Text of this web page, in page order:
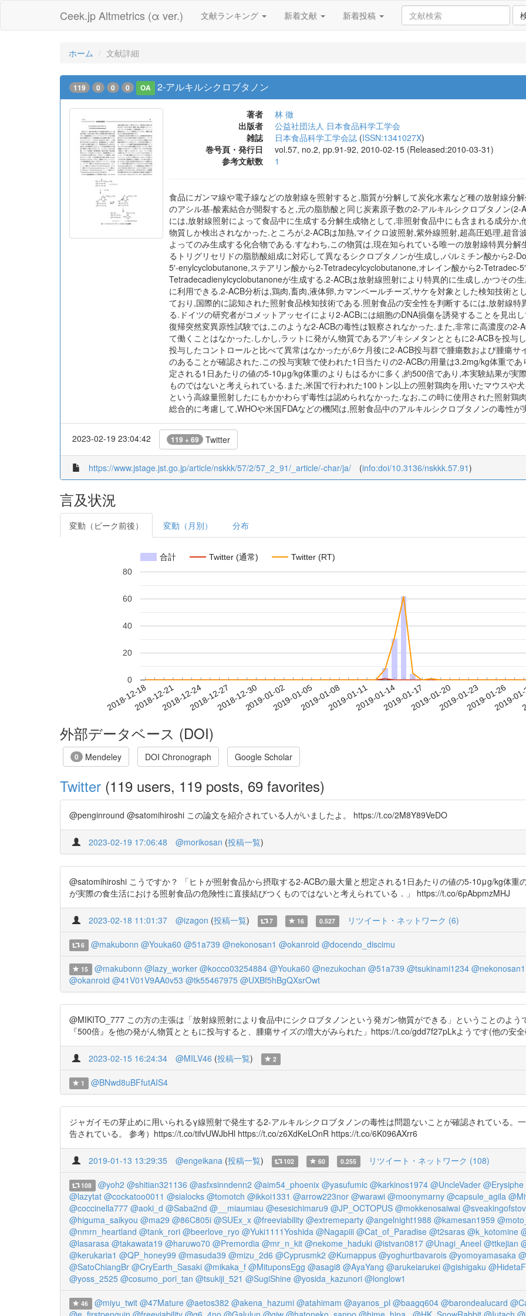
Ceek.jp Altmetrics (α ver.) 文献ランキング 新着文献 新着投稿
ホーム 文献詳細
119 0 0 0 OA 2-アルキルシクロブタノン
著者
林 徹
出版者
公益社団法人 日本食品科学工学会
雑誌
日本食品科学工学会誌 (ISSN:1341027X)
巻号頁・発行日
vol.57, no.2, pp.91-92, 2010-02-15 (Released:2010-03-31)
参考文献数
1
食品にガンマ線や電子線などの放射線を照射すると,脂質が分解して炭化水素など種の放射線分
のアシル基-酸素結合が開裂すると,元の脂肪酸と同じ炭素原子数の2-アルキルシクロブタノン
には,放射線照射によって食品中に生成する分解生成物として,非照射食品中にも含まれる成分か
物質しか検出されなかった.ところが,2-ACBは加熱,マイクロ波照射,紫外線照射,超高圧処理,超音
よってのみ生成する化合物である.すなわち,この物質は,現在知られている唯一の放射線特異分
るトリグリセリドの脂肪酸組成に対応して異なるシクロブタノンが生成し,パルミチン酸から2-
5′-enylcyclobutanone,ステアリン酸から2-Tetradecylcyclobutanone,オレイン酸から2-Tetradec-
Tetradecadienylcyclobutanoneが生成する.2-ACBは放射線照射により特異的に生成し,かつその
に利用できる.2-ACB分析は,鶏肉,畜肉,液体卵,カマンベールチーズ,サケを対象とした検知技術と
ており,国際的に認知された照射食品検知技術である.照射食品の安全性を判断するには,放射線
る.ドイツの研究者がコメットアッセイにより2-ACBには細胞のDNA損傷を誘発することを見出
復帰突然変異原性試験では,このような2-ACBの毒性は観察されなかった.また,非常に高濃度の2-
て働くことはなかった.しかし,ラットに発がん物質であるアゾキシメタンとともに2-ACBを投与
投与したコントロールと比べて異常はなかったが,6ケ月後に2-ACB投与群で腫瘍数および腫瘍
のあることが確認された.この投与実験で使われた1日当たりの2-ACBの用量は3.2mg/kg体重で
定される1日あたりの値の5-10μg/kg体重のよりもはるかに多く,約500倍であり,本実験結果が実
ものではないと考えられている.また,米国で行われた100トン以上の照射鶏肉を用いたマウスや
という高線量照射したにもかかわらず毒性は認められなかった.なお,この時に使用された照射鶏
総合的に考慮して,WHOや米国FDAなどの機関は,照射食品中のアルキルシクロブタノンの毒性
2023-02-19 23:04:42 119 + 69 Twitter
https://www.jstage.jst.go.jp/article/nskkk/57/2/57_2_91/_article/-char/ja/ (info:doi/10.3136/nskkk.57.91)
言及状況
変動（ピーク前後） 変動（月別） 分布
合計 Twitter (通常) Twitter (RT)
2018-12-182018-12-212018-12-242018-12-272018-12-302019-01-022019-01-052019-01-082019-01-112019-01-142019-01-172019-01-202019-01-232019-01-26
2019-
0
20
40
60
80
外部データベース (DOI)
0 Mendeley DOI Chronograph Google Scholar
Twitter (119 users, 119 posts, 69 favorites)
@penginround @satomihiroshi この論文を紹介されている人がいましたよ。 https://t.co/2M8Y89VeDO
2023-02-19 17:06:48 @morikosan (投稿一覧)
@satomihiroshi こうですか？ 「ヒトが照射食品から摂取する2-ACBの最大量と想定される1日あたりの値の5-10μg/kg体重
が実際の食生活における照射食品の危険性に直接結びつくものではないと考えられている．」 https://t.co/6pAbpmzMHJ
2023-02-18 11:01:37 @izagon (投稿一覧) 7 16 0.527 リツイート・ネットワーク (6)
6 @makubonn @Youka60 @51a739 @nekonosan1 @okanroid @docendo_discimu
15 @makubonn @lazy_worker @kocco03254884 @Youka60 @nezukochan @51a739 @tsukinami1234 @nekonosan1
@okanroid @41V01V9AA0v53 @tk55467975 @UXBf5hBgQXsrOwt
@MIKITO_777 この方の主張は「放射線照射により食品中にシクロブタノンという発ガン物質ができる」ということのよ
『500倍』を他の発がん物質とともに投与すると、腫瘍サイズの増大がみられた」https://t.co/gdd7f27pLkようです(他の安全
2023-02-15 16:24:34 @MILV46 (投稿一覧) 2
1 @BNwd8uBFfutAIS4
ジャガイモの芽止めに用いられるγ線照射で発生する2-アルキルシクロブタノンの毒性は問題ないことが確認されている。
告されている。 参考）https://t.co/tifvUWJbHl https://t.co/z6XdKeLOnR https://t.co/6K096AXrr6
2019-01-13 13:29:35 @engeikana (投稿一覧) 102 60 0.255 リツイート・ネットワーク (108)
108 @yoh2 @shitian321136 @asfxsinndenn2 @aim54_phoenix @yasufumic @karkinos1974 @UncleVader @Erysiphe
@lazytat @cockatoo0011 @sialocks @tomotch @ikkoi1331 @arrow223nor @warawi @moonymarny @capsule_agila
@coccinella777 @aoki_d @Saba2nd @__miaumiau @esesichimaru9 @JP_OCTOPUS @mokkenosaiwai
@higuma_saikyou @ma29 @86C805i @SUEx_x @freeviability @extremeparty @angelnight1988 @kamesan1959
@nmrn_heartland @tank_rori @beerlove_ryo @Yuki1111Yoshida @Nagapiii @Cat_of_Paradise @t2saras @k_kotomine
@lasarasa @takawata19 @haruwo70 @Premordia @mr_n_kit @nekome_haduki @istvan0817 @Unagi_Aneel @ttkejian
@kerukaria1 @QP_honey99 @masuda39 @mizu_2d6 @Cyprusmk2 @Kumappus @yoghurtbavarois @yomoyamasaka
@SatoChiangBr @CryEarth_Sasaki @mikaka_f @MituponsEgg @asagi8 @AyaYang @arukeiarukei @gishigaku
@yoss_2525 @cosumo_pori_tan @tsukiji_521 @SugiShine @yosida_kazunori @longlow1
46 @miyu_twit @47Mature @aetos382 @akena_hazumi @atahimam @ayanos_pl @baagq604 @barondealucard